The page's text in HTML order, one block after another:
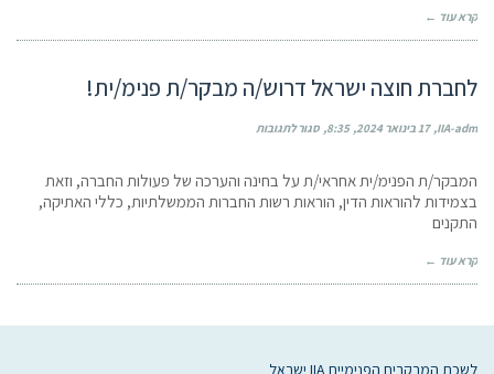
קרא עוד ←
לחברת חוצה ישראל דרוש/ה מבקר/ת פנימ/ית!
IIA-adm 17 בינואר 2024 8:35 סגור לתגובות
המבקר/ת הפנימ/ית אחראי/ת על בחינה והערכה של פעולות החברה, וזאת
בצמידות להוראות הדין, הוראות רשות החברות הממשלתיות, כללי האתיקה,
התקנים
קרא עוד ←
לשכת המבקרים הפנימיים IIA ישראל